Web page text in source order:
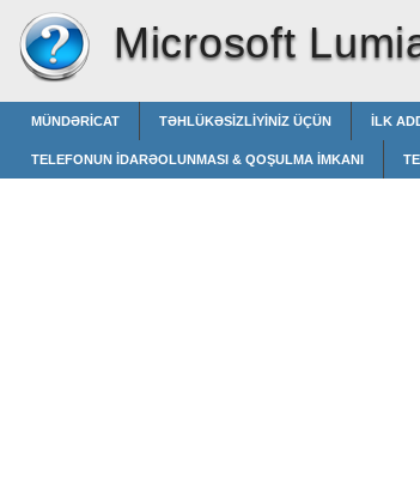
Microsoft
MÜNDƏRICAT TƏHLÜKƏSIZLIYINIZ ÜÇÜN İLK
TELEFONUN IDARƏOLUNMASI & QOŞULMA IMKANI